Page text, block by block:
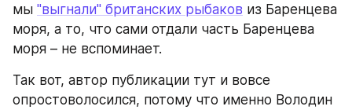
мы "выгнали" британских рыбаков из Баренцева
моря, а то, что сами отдали часть Баренцева
моря – не вспоминает.
Так вот, автор публикации тут и вовсе
опростоволосился, потому что именно Володин